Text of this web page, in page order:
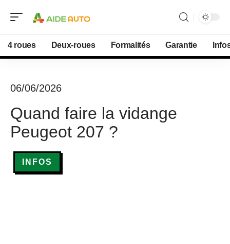
4 roues Deux-roues Formalités Garantie
06/06/2026
Quand faire la vidange
Peugeot 207 ?
INFOS